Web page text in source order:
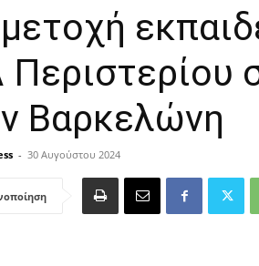
Περιστερίου
Βαρκελώνη
- 30 Αυγούστου 2024